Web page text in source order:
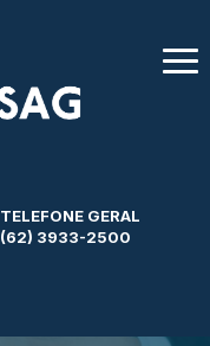
TELEFONE GERAL
(62) 3933-2500